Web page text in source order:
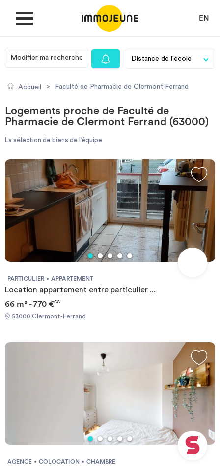
EN
MON COMPTE
Je cherche un logement
Je propose un bien
Villes
Investir
Blog
Modifier ma recherche
Accueil > Faculté de Pharmacie de Clermont Ferrand
Logements proche de Faculté de
Pharmacie de Clermont Ferrand (63000)
La sélection de biens de l’équipe
PARTICULIER APPARTEMENT
Location appartement entre particulier ...
66 m² - 770 €CC
63000 Clermont-Ferrand
AGENCE COLOCATION CHAMBRE